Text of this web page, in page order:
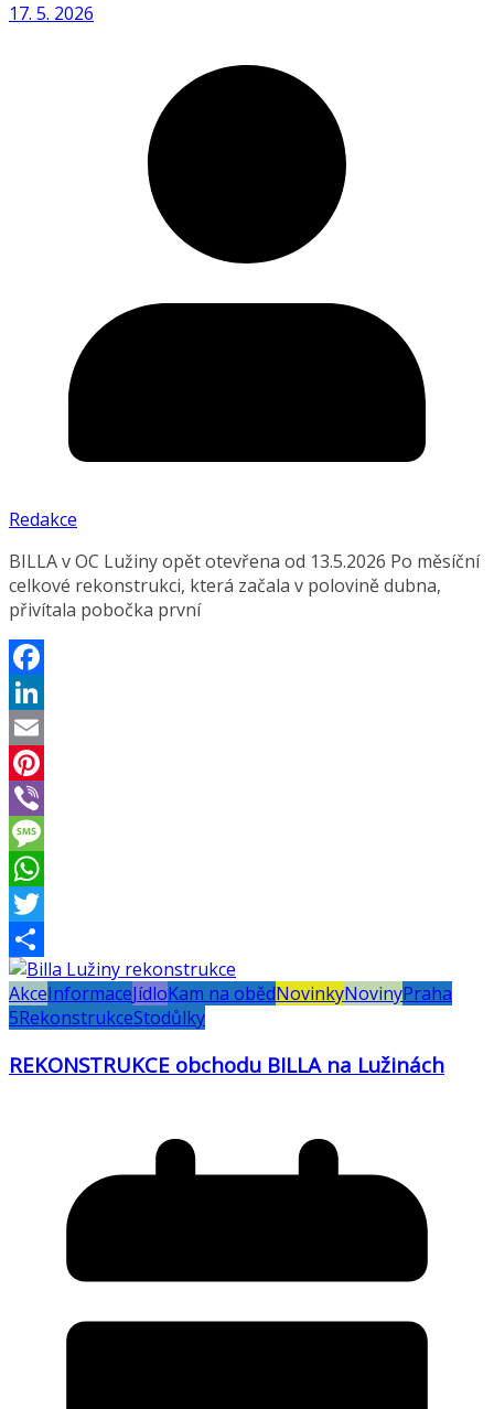
17. 5. 2026
Redakce
BILLA v OC Lužiny opět otevřena od 13.5.2026 Po měsíční
celkové rekonstrukci, která začala v polovině dubna,
přivítala pobočka první
Facebook
LinkedIn
Email
Pinterest
Viber
Message
WhatsApp
Twitter
Share
AkceInformaceJídloKam na obědNovinkyNovinyPraha
5RekonstrukceStodůlky
REKONSTRUKCE obchodu BILLA na Lužinách